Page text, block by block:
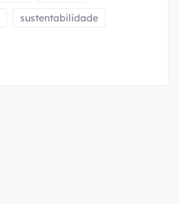
sustentabilidade